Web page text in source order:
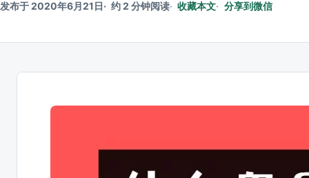
发布于 2020年6月21日 约 2 分钟阅读 收藏本文 分享到微信